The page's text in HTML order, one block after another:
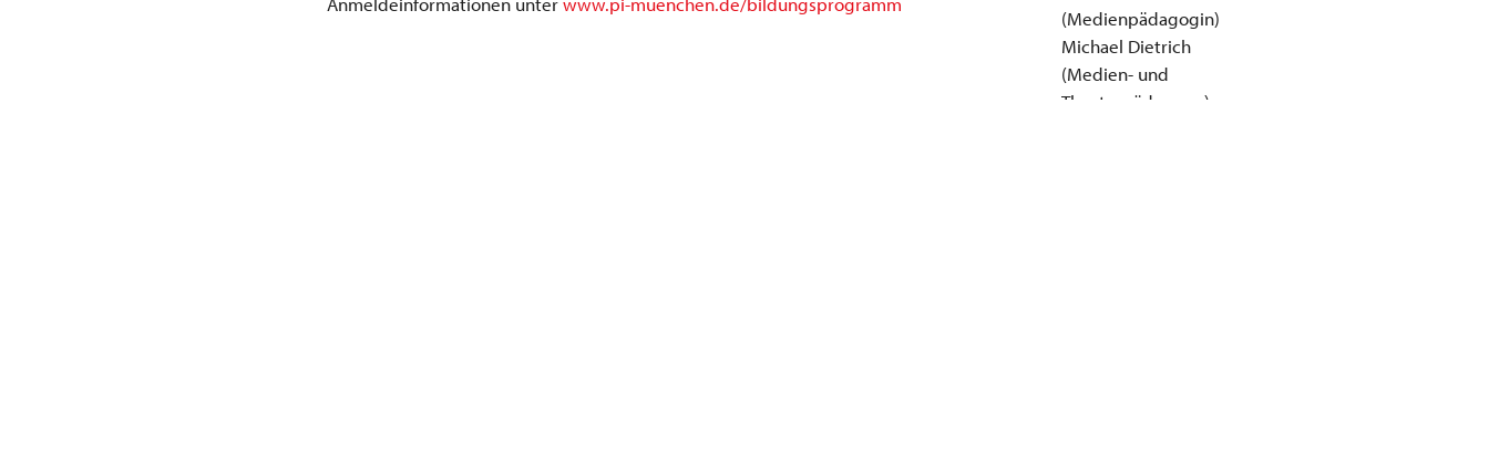
(Medienpädagogin)
Michael Dietrich
(Medien- und
Theaterpädagoge)